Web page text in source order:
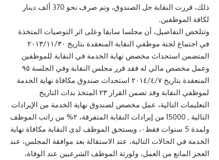
ذلك، قررت النقابة حل الصندوق، وتم صرف نحو 370 ألف دينار
لكافة الموظفين.
وتتلخص التفاصيل، أن مجلسا سابقا وعلى اثر التوصيات المتخذة
في اجتماع لجنة موظفي النقابة المنعقدة بتاريخ ۲۰۱۳/۱۱/۳۰
المتضمن استحداث مخصص نهاية الخدمة في النقابة للموظفين
وعمل مخصص مالي له فقد قرر مجلس النقابة وفي الجلسة ٩٥
المنعقدة بتاريخ ٢٠١٤/٤/٧ استحداث صندوق مكافاة نهاية الخدمة
لموظفي النقابة وقد تضمن القرار ٢٣ المتخذ بذات التاريخ
التعليمات التالية، عمل مخصص لصندوق نهاية الخدمة من الإيرادات
التالية , 15000 من إيرادات النقابة المتفرقة، ٢% من راتب الموظف
ولمدة 5 سنوات فقط٠، ويستحق الموظف لدى النقابة مكافاة نهاية
الخدمة في الحالات التالية، عند الاستقالة بعد موافقة المجلس، عند
العجز المانع من العمل، ولورثة الموظف الشرعيين عند الوفاة،